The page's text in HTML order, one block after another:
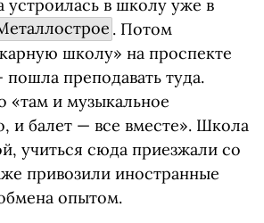
устроилась в школу уже в
. Потом
школу» на проспекте
преподавать туда.
«там и музыкальное
и балет — все вместе». Школа
учиться сюда приезжали со
привозили иностранные
опытом.